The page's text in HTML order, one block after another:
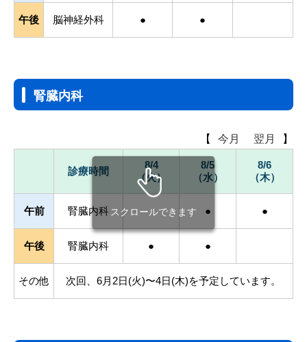
午後 脳神経外科 ● ●
腎臓内科
【 今月 翌月 】
スクロールできます
診療時間
8/4
（火）
8/5
（水）
8/6
（木）
午前 腎臓内科 ● ●
午後 腎臓内科 ● ●
その他 次回、6月2日(火)〜4日(木)を予定しています。